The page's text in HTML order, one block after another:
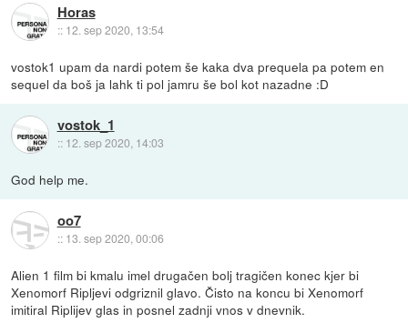
Horas
:: 12. sep 2020, 13:54
vostok1 upam da nardi potem še kaka dva prequela pa potem en
sequel da boš ja lahk ti pol jamru še bol kot nazadne :D
vostok_1
:: 12. sep 2020, 14:03
God help me.
oo7
:: 13. sep 2020, 00:06
Alien 1 film bi kmalu imel drugačen bolj tragičen konec kjer bi
Xenomorf Ripljevi odgriznil glavo. Čisto na koncu bi Xenomorf
imitiral Riplijev glas in posnel zadnji vnos v dnevnik.